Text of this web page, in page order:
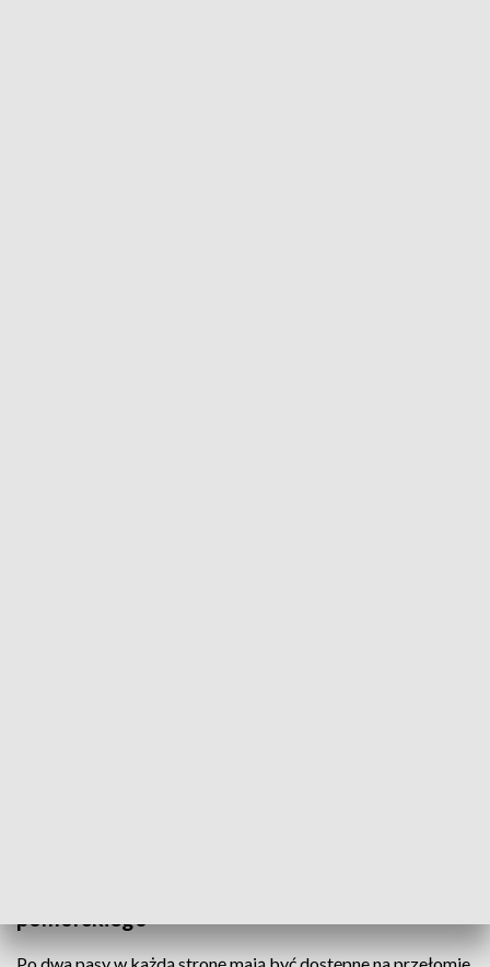
pomorskiego